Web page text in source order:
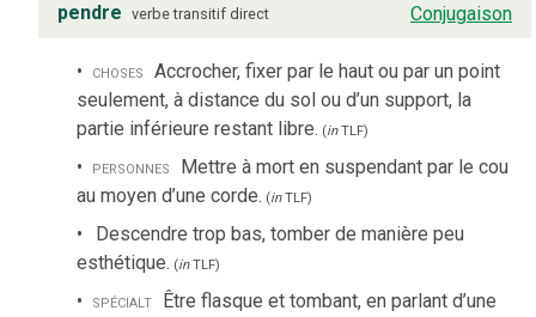
pendre verbe transitif direct Conjugaison
choses Accrocher, fixer par le haut ou par un point
seulement, à distance du sol ou d’un support, la
partie inférieure restant libre. (inTLF)
personnes Mettre à mort en suspendant par le cou
au moyen d’une corde. (inTLF)
Descendre trop bas, tomber de manière peu
esthétique. (inTLF)
spécialt Être flasque et tombant, en parlant d’une